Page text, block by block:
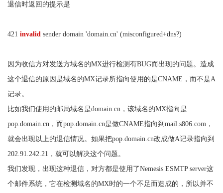
退信时返回的提示是
421 invalid sender domain 'domain.cn' (misconfigured+dns?)
因为收信方对发送方域名的MX进行检测有BUG而出现的问题。造成
这个退信的原因是域名的MX记录所指向使用的是CNAME，而不是A
记录。
比如我们使用的邮局域名是domain.cn，该域名的MX指向是
pop.domain.cn，而pop.domain.cn是做CNAME指向到mail.s806.com，
就会出现以上的退信情况。如果把pop.domain.cn改成做A记录指向到
202.91.242.21，就可以解决这个问题。
我们发现，出现这种退信，对方都是使用了Nemesis ESMTP server这
个邮件系统，它在检测域名的MX时的一个不足而造成的，所以并不